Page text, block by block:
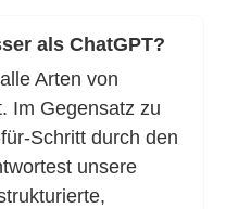
als ChatGPT?
Arten von
Im Gegensatz zu
Schritt durch den
unsere